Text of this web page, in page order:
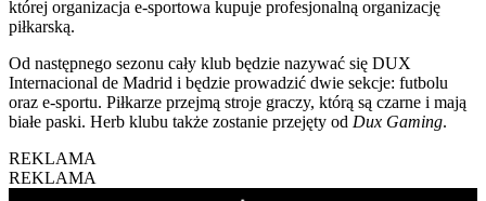
której organizacja e-sportowa kupuje profesjonalną organizację
piłkarską.
Od następnego sezonu cały klub będzie nazywać się DUX
Internacional de Madrid i będzie prowadzić dwie sekcje: futbolu
oraz e-sportu. Piłkarze przejmą stroje graczy, którą są czarne i mają
białe paski. Herb klubu także zostanie przejęty od Dux Gaming.
REKLAMA
REKLAMA